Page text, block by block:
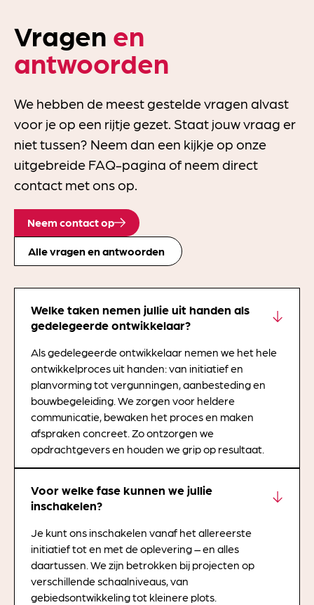
Vragen en
antwoorden
We hebben de meest gestelde vragen alvast
voor je op een rijtje gezet. Staat jouw vraag er
niet tussen? Neem dan een kijkje op onze
uitgebreide FAQ-pagina of neem direct
contact met ons op.
Neem contact op
Alle vragen en antwoorden
Welke taken nemen jullie uit handen als
gedelegeerde ontwikkelaar?
Als gedelegeerde ontwikkelaar nemen we het hele
ontwikkelproces uit handen: van initiatief en
planvorming tot vergunningen, aanbesteding en
bouwbegeleiding. We zorgen voor heldere
communicatie, bewaken het proces en maken
afspraken concreet. Zo ontzorgen we
opdrachtgevers en houden we grip op resultaat.
Voor welke fase kunnen we jullie
inschakelen?
Je kunt ons inschakelen vanaf het allereerste
initiatief tot en met de oplevering – en alles
daartussen. We zijn betrokken bij projecten op
verschillende schaalniveaus, van
gebiedsontwikkeling tot kleinere plots.